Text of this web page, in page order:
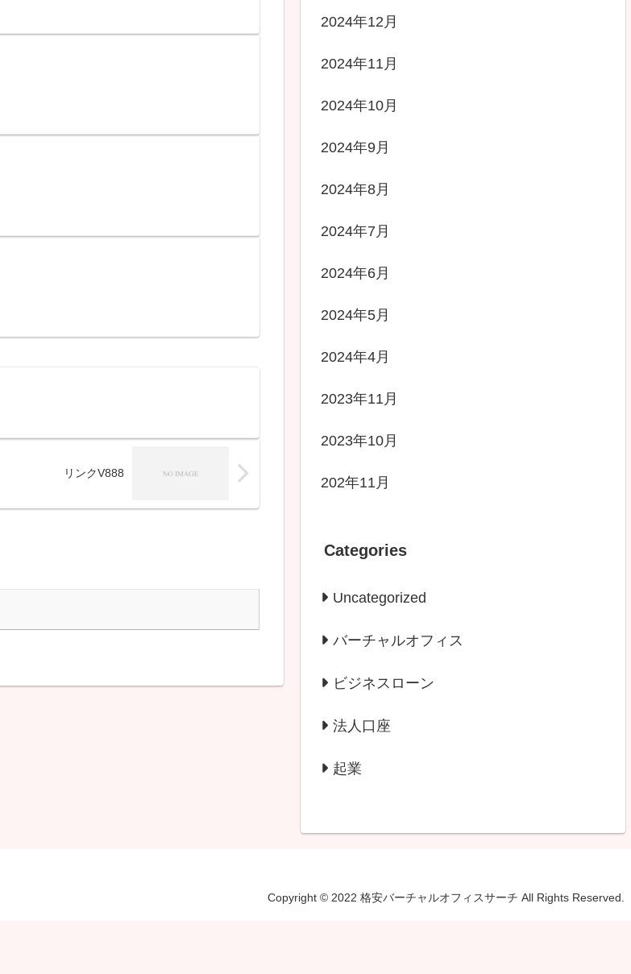
リンクV888
2024年12月
2024年11月
2024年10月
2024年9月
2024年8月
2024年7月
2024年6月
2024年5月
2024年4月
2023年11月
2023年10月
202年11月
Categories
Uncategorized
バーチャルオフィス
ビジネスローン
法人口座
起業
Copyright © 2022 格安バーチャルオフィスサーチ All Rights Reserved.